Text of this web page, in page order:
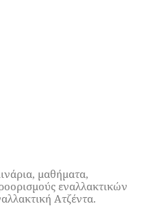
μαθήματα,
εναλλακτικών
Ατζέντα.